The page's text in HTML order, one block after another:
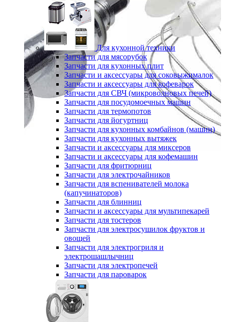
Для кухонной техники
Запчасти для мясорубок
Запчасти для кухонных плит
Запчасти и аксессуары для соковыжималок
Запчасти и аксессуары для кофеварок
Запчасти для СВЧ (микроволновых печей)
Запчасти для посудомоечных машин
Запчасти для термопотов
Запчасти для йогуртниц
Запчасти для кухонных комбайнов (машин)
Запчасти для кухонных вытяжек
Запчасти и аксессуары для миксеров
Запчасти и аксессуары для кофемашин
Запчасти для фритюрниц
Запчасти для электрочайников
Запчасти для вспенивателей молока
(капучинаторов)
Запчасти для блинниц
Запчасти и аксессуары для мультипекарей
Запчасти для тостеров
Запчасти для электросушилок фруктов и
овощей
Запчасти для электрогриля и
электрошашлычниц
Запчасти для электропечей
Запчасти для пароварок